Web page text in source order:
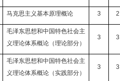
马克思主义基本原理概论 3 2
毛泽东思想和中国特色社会主
义理论体系概论（理论部分）
3 3
毛泽东思想和中国特色社会主
义理论体系概论（实践部分）
3 3